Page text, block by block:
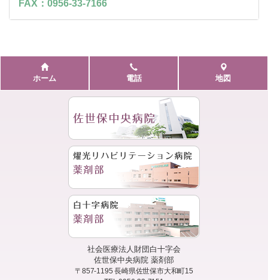
FAX：0956-33-7166
ホーム 電話 地図
社会医療法人財団白十字会
佐世保中央病院 薬剤部
〒857-1195長崎県佐世保市大和町15